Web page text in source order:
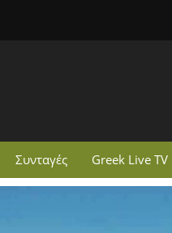
Συνταγές Greek Live TV